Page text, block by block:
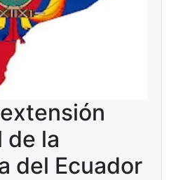
la
del Ecuador